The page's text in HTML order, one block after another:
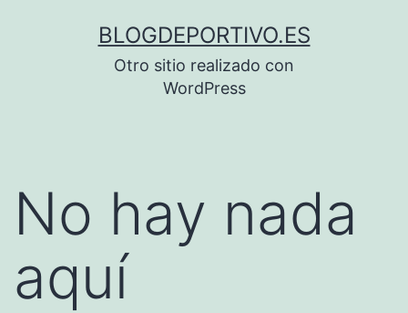
BLOGDEPORTIVO.ES
Otro sitio realizado con
WordPress
No hay nada
aquí